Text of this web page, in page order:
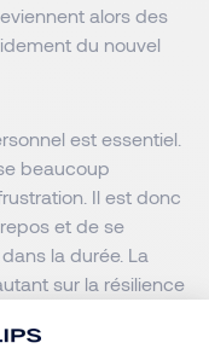
alors des
du nouvel
est essentiel.
beaucoup
Il est donc
et de se
la durée. La
sur la résilience